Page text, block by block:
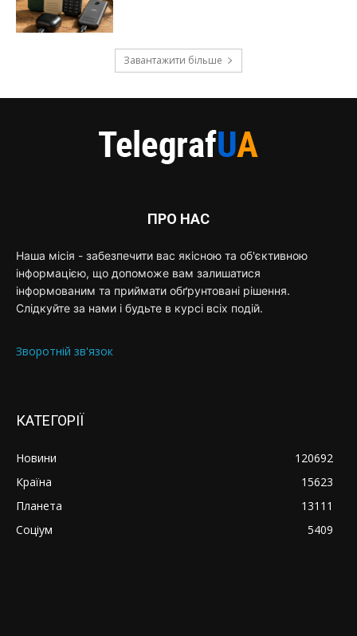
Завантажити більше
ПРО НАС
Наша місія - забезпечити вас якісною та об'єктивною
інформацією, що допоможе вам залишатися
інформованим та приймати обґрунтовані рішення.
Слідкуйте за нами і будьте в курсі всіх подій.
Зворотній зв'язок
КАТЕГОРІЇ
Новини
120692
Країна
15623
Планета
13111
Соціум
5409